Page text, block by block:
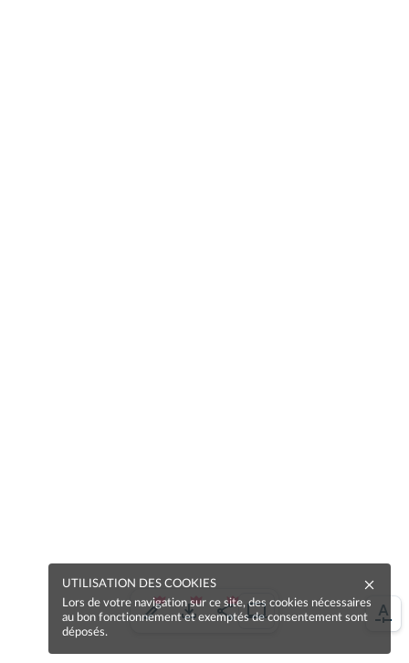
UTILISATION DES COOKIES
Lors de votre navigation sur ce site, des cookies nécessaires
au bon fonctionnement et exemptés de consentement sont
déposés.